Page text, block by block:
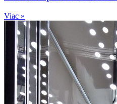
Viac »